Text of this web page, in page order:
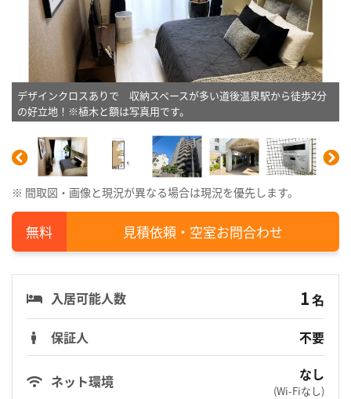
デザインクロスありで 収納スペースが多い道後温泉駅から徒歩2分
の好立地！※植木と額は写真用です。
※ 間取図・画像と現況が異なる場合は現況を優先します。
見積依頼・空室お問合わせ
入居可能人数 1名
保証人
不要
ネット環境 なし
(Wi-Fiなし)